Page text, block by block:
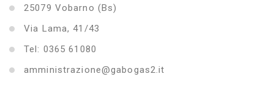
25079 Vobarno (Bs)
Via Lama, 41/43
Tel: 0365 61080
amministrazione@gabogas2.it